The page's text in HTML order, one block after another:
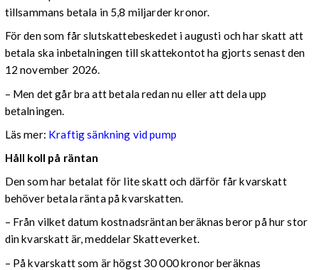
tillsammans betala in 5,8 miljarder kronor.
För den som får slutskattebeskedet i augusti och har skatt att
betala ska inbetalningen till skattekontot ha gjorts senast den
12 november 2026.
– Men det går bra att betala redan nu eller att dela upp
betalningen.
Läs mer: Kraftig sänkning vid pump
Håll koll på räntan
Den som har betalat för lite skatt och därför får kvarskatt
behöver betala ränta på kvarskatten.
– Från vilket datum kostnadsräntan beräknas beror på hur stor
din kvarskatt är, meddelar Skatteverket.
– På kvarskatt som är högst 30 000 kronor beräknas